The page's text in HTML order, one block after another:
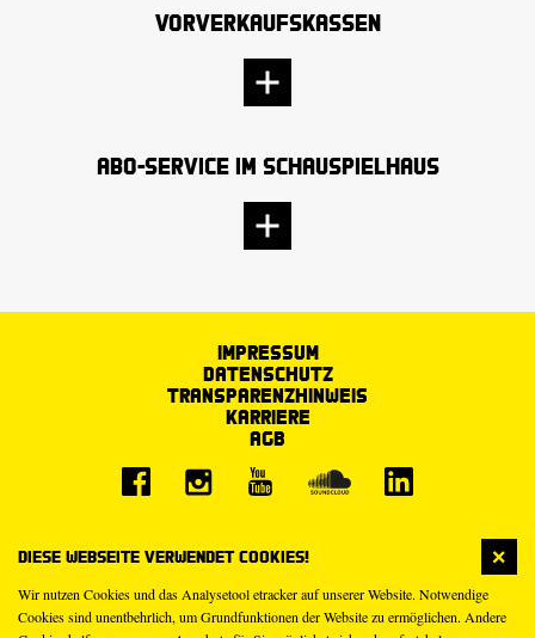
Diese Webseite verwendet Cookies!
Wir nutzen Cookies und das Analysetool etracker auf unserer Website. Notwendige
Cookies sind unentbehrlich, um Grundfunktionen der Website zu ermöglichen. Andere
Vorverkaufskassen
Abo-Service im Schauspielhaus
Impressum
Datenschutz
Transparenzhinweis
Karriere
AGB